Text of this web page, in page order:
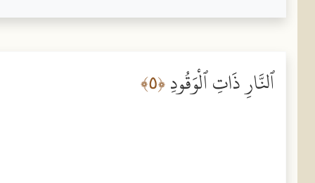
ٱلنَّارِ ذَاتِ ٱلْوَقُودِ﴿٥﴾